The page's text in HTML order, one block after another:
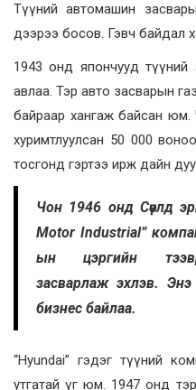
Түүний автомашин
дээрээ босов. Гэвч байдал
1943 онд япончууд түүний
авлаа. Тэр авто засварын
байраар хангаж байсан
хуримтлуулсан 50 000
тосгонд гэртээ ирж дайн
Чон 1946 онд Сөүлд
Motor Industrial”
ын цэргийн
засварлаж эхлэв.
бизнес байлаа.
“Hyundai” гэдэг түүний
утгатай үг юм. 1947 онд